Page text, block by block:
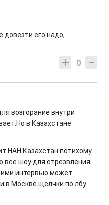
довезти его надо,
0
возгорание внутри
в Казахстане
НАН.Казахстан потихому
все шоу для отрезвления
интервью может
в Москве.щелчки по лбу